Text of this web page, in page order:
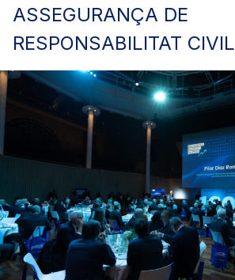
ASSEGURANÇA DE
RESPONSABILITAT CIVIL